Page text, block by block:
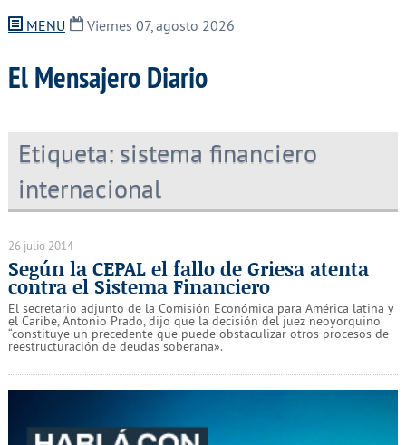
MENU Viernes 07, agosto 2026
El Mensajero Diario
Etiqueta: sistema financiero
internacional
26 julio 2014
Según la CEPAL el fallo de Griesa atenta
contra el Sistema Financiero
El secretario adjunto de la Comisión Económica para América latina y
el Caribe, Antonio Prado, dijo que la decisión del juez neoyorquino
“constituye un precedente que puede obstaculizar otros procesos de
reestructuración de deudas soberana».